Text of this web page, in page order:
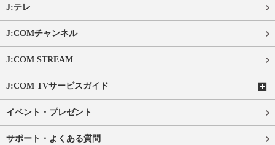
J:テレ
J:COMチャンネル
J:COM STREAM
J:COM TVサービスガイド
イベント・プレゼント
サポート・よくある質問